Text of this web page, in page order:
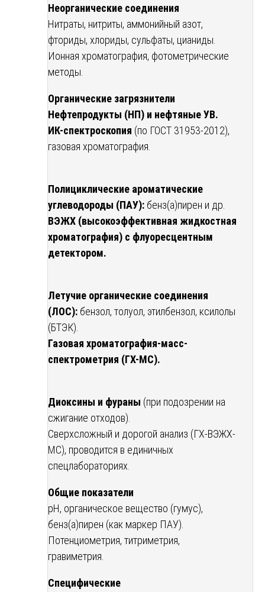
Неорганические соединения
Нитраты, нитриты, аммонийный азот,
фториды, хлориды, сульфаты, цианиды.
Ионная хроматография, фотометрические
методы.
Органические загрязнители
Нефтепродукты (НП) и нефтяные УВ.
ИК-спектроскопия (по ГОСТ 31953-2012),
газовая хроматография.
Полициклические ароматические
углеводороды (ПАУ): бенз(а)пирен и др.
ВЭЖХ (высокоэффективная жидкостная
хроматография) с флуоресцентным
детектором.
Летучие органические соединения
(ЛОС): бензол, толуол, этилбензол, ксилолы
(БТЭК).
Газовая хроматография-масс-
спектрометрия (ГХ-МС).
Диоксины и фураны (при подозрении на
сжигание отходов).
Сверхсложный и дорогой анализ (ГХ-ВЭЖХ-
МС), проводится в единичных
спецлабораториях.
Общие показатели
pH, органическое вещество (гумус),
бенз(а)пирен (как маркер ПАУ).
Потенциометрия, титриметрия,
гравиметрия.
Специфические